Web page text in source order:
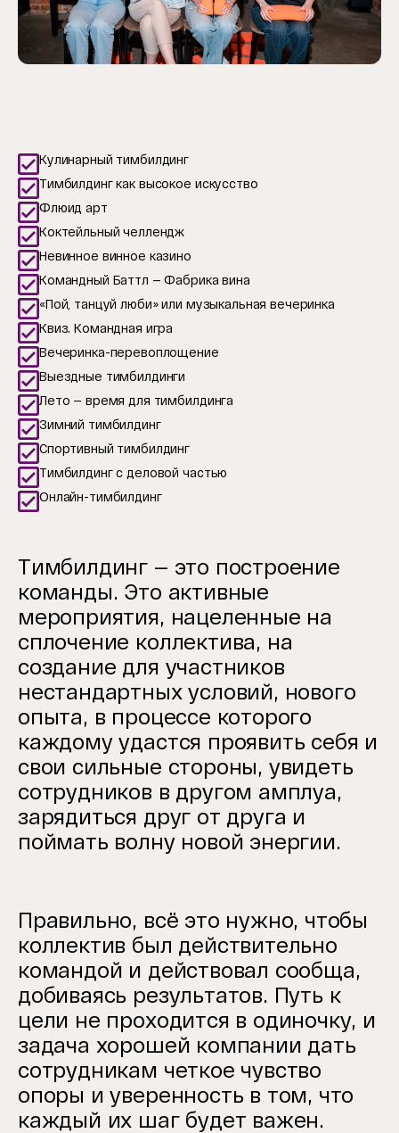
Кулинарный тимбилдинг
Тимбилдинг как высокое искусство
Флюид арт
Коктейльный челлендж
Невинное винное казино
Командный Баттл — Фабрика вина
«Пой, танцуй люби» или музыкальная вечеринка
Квиз. Командная игра
Вечеринка-перевоплощение
Выездные тимбилдинги
Лето — время для тимбилдинга
Зимний тимбилдинг
Спортивный тимбилдинг
Тимбилдинг с деловой частью
Онлайн-тимбилдинг
Тимбилдинг — это построение
команды. Это активные
мероприятия, нацеленные на
сплочение коллектива, на
создание для участников
нестандартных условий, нового
опыта, в процессе которого
каждому удастся проявить себя и
свои сильные стороны, увидеть
сотрудников в другом амплуа,
зарядиться друг от друга и
поймать волну новой энергии.
Правильно, всё это нужно, чтобы
коллектив был действительно
командой и действовал сообща,
добиваясь результатов. Путь к
цели не проходится в одиночку, и
задача хорошей компании дать
сотрудникам четкое чувство
опоры и уверенность в том, что
каждый их шаг будет важен.